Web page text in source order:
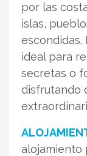
por las
islas,
escondidas.
ideal para
secretas o
disfrutando
alojamiento